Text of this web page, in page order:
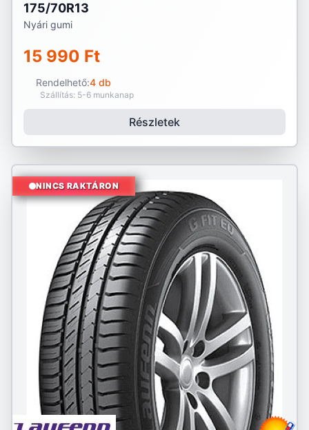
175/70R13
Nyári gumi
15 990 Ft
Rendelhető:4 db
Szállítás: 5-6 munkanap
Részletek
NINCS RAKTÁRON